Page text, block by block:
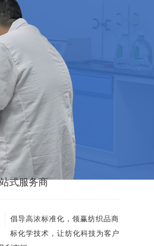
式服务商
倡导高浓标准化，领赢纺织品商
标化学技术，让纺化科技为客户